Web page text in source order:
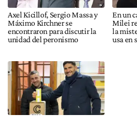
Axel Kicillof, Sergio Massa y
Máximo Kirchner se
encontraron para discutir la
unidad del peronismo
En un
Milei
la
usa en